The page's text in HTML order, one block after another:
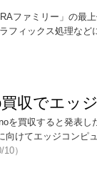
ファミリー」の最
フィックス処理な
収でエッ
を買収すると発表
けてエッジコンピ
10）